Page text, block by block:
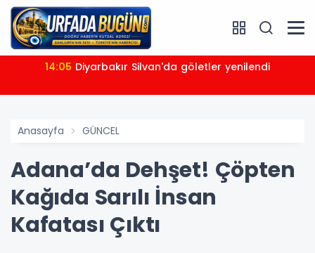
14:05 Diyarbakır Silvan'da göletler yenilendi
Anasayfa GÜNCEL
Adana’da Dehşet! Çöpten
Kağıda Sarılı İnsan
Kafatası Çıktı